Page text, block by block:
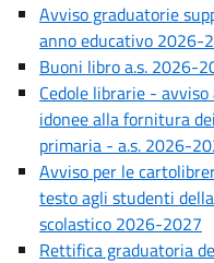
Avviso graduatorie
anno educativo 2026-
Buoni libro a.s. 2026-
Cedole librarie -
idonee alla fornitura
primaria - a.s. 2026-
Avviso per le
testo agli studenti
scolastico 2026-2027
Rettifica graduatoria